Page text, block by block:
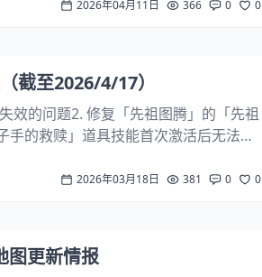
发现的漏洞略微调整了击杀奖...
2026年04月11日 366 0 0
截至2026/4/17）
效的问题2. 修复「先祖图腾」的「先祖
的救赎」道具技能首次激活后无法正
2026年03月18日 381 0 0
图更新情报